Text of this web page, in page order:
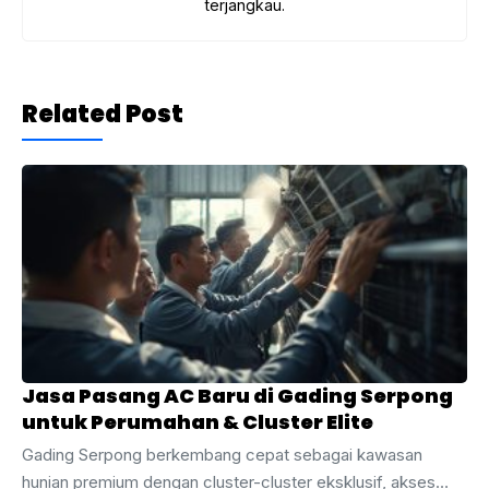
terjangkau.
Related Post
Jasa Pasang AC Baru di Gading Serpong
untuk Perumahan & Cluster Elite
Gading Serpong berkembang cepat sebagai kawasan
hunian premium dengan cluster-cluster eksklusif, akses